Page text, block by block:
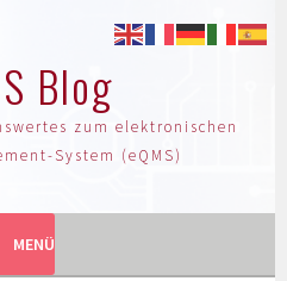
Blog
zum elektronischen
System (eQMS)
MENÜ